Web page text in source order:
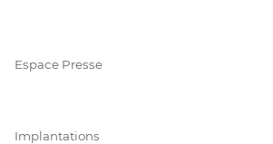
Espace Presse
Implantations